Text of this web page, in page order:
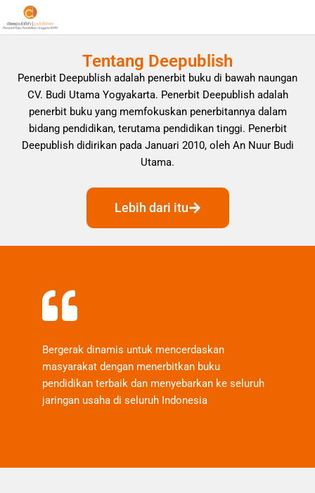
Tentang Deepublish
Penerbit Deepublish adalah penerbit buku di bawah naungan
CV. Budi Utama Yogyakarta. Penerbit Deepublish adalah
penerbit buku yang memfokuskan penerbitannya dalam
bidang pendidikan, terutama pendidikan tinggi. Penerbit
Deepublish didirikan pada Januari 2010, oleh An Nuur Budi
Utama.
Lebih dari itu
Bergerak dinamis untuk mencerdaskan
masyarakat dengan menerbitkan buku
pendidikan terbaik dan menyebarkan ke seluruh
jaringan usaha di seluruh Indonesia